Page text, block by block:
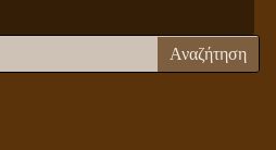
Αναζήτηση